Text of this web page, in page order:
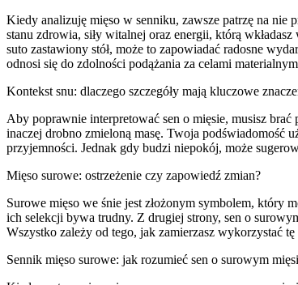
Kiedy analizuję mięso w senniku, zawsze patrzę na nie
stanu zdrowia, siły witalnej oraz energii, którą
suto zastawiony stół, może to zapowiadać radosne
odnosi się do zdolności podążania za celami
Kontekst snu: dlaczego szczegóły mają kluczowe
Aby poprawnie interpretować sen o mięsie, musisz
inaczej drobno zmieloną masę. Twoja podświadomość
przyjemności. Jednak gdy budzi niepokój, może
Mięso surowe: ostrzeżenie czy zapowiedź zmian?
Surowe mięso we śnie jest złożonym symbolem, który
ich selekcji bywa trudny. Z drugiej strony, sen o
Wszystko zależy od tego, jak zamierzasz wykorzystać
Sennik mięso surowe: jak rozumieć sen o surowym